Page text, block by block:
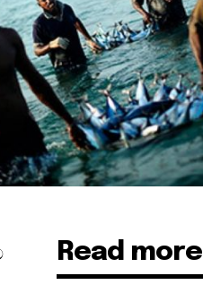
Read more